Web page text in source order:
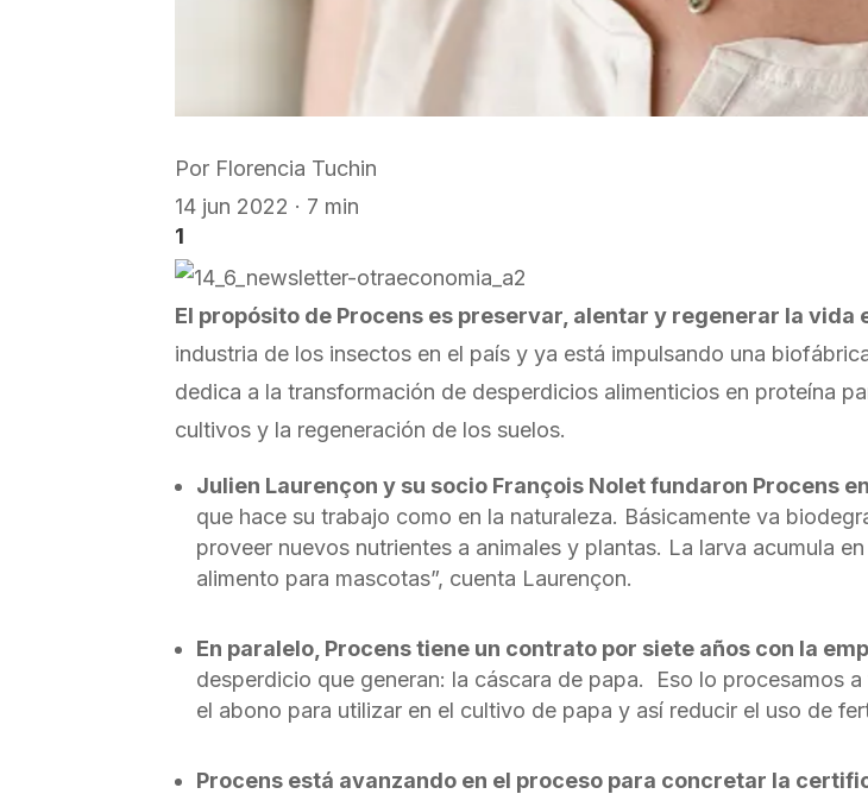
Por Florencia Tuchin
14 jun 2022 · 7 min
1
El propósito de Procens es preservar, alentar y regenerar la vida
industria de los insectos en el país y ya está impulsando una
dedica a la transformación de desperdicios alimenticios en proteína
cultivos y la regeneración de los suelos.
Julien Laurençon y su socio François Nolet fundaron Procens
que hace su trabajo como en la naturaleza. Básicamente va
proveer nuevos nutrientes a animales y plantas. La larva acumula
alimento para mascotas”, cuenta Laurençon.
En paralelo, Procens tiene un contrato por siete años con la
desperdicio que generan: la cáscara de papa. Eso lo procesamos
el abono para utilizar en el cultivo de papa y así reducir el uso de
Procens está avanzando en el proceso para concretar la